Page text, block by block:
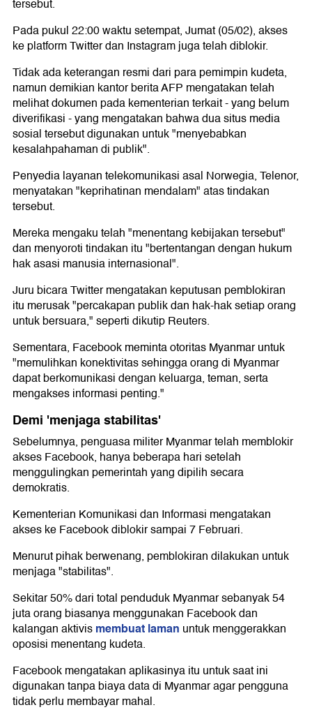
tersebut.
Pada pukul 22:00 waktu setempat, Jumat (05/02), akses
ke platform Twitter dan Instagram juga telah diblokir.
Tidak ada keterangan resmi dari para pemimpin kudeta,
namun demikian kantor berita AFP mengatakan telah
melihat dokumen pada kementerian terkait - yang belum
diverifikasi - yang mengatakan bahwa dua situs media
sosial tersebut digunakan untuk "menyebabkan
kesalahpahaman di publik".
Penyedia layanan telekomunikasi asal Norwegia, Telenor,
menyatakan "keprihatinan mendalam" atas tindakan
tersebut.
Mereka mengaku telah "menentang kebijakan tersebut"
dan menyoroti tindakan itu "bertentangan dengan hukum
hak asasi manusia internasional".
Juru bicara Twitter mengatakan keputusan pemblokiran
itu merusak "percakapan publik dan hak-hak setiap orang
untuk bersuara," seperti dikutip Reuters.
Sementara, Facebook meminta otoritas Myanmar untuk
"memulihkan konektivitas sehingga orang di Myanmar
dapat berkomunikasi dengan keluarga, teman, serta
mengakses informasi penting."
Demi 'menjaga stabilitas'
Sebelumnya, penguasa militer Myanmar telah memblokir
akses Facebook, hanya beberapa hari setelah
menggulingkan pemerintah yang dipilih secara
demokratis.
Kementerian Komunikasi dan Informasi mengatakan
akses ke Facebook diblokir sampai 7 Februari.
Menurut pihak berwenang, pemblokiran dilakukan untuk
menjaga "stabilitas".
Sekitar 50% dari total penduduk Myanmar sebanyak 54
juta orang biasanya menggunakan Facebook dan
kalangan aktivismembuat laman untuk menggerakkan
oposisi menentang kudeta.
Facebook mengatakan aplikasinya itu untuk saat ini
digunakan tanpa biaya data di Myanmar agar pengguna
tidak perlu membayar mahal.